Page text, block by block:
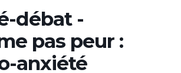
débat -
pas peur :
anxiété